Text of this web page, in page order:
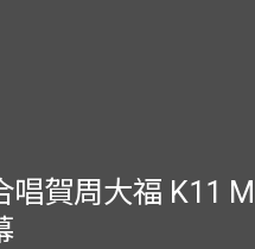
賀周大福 K11